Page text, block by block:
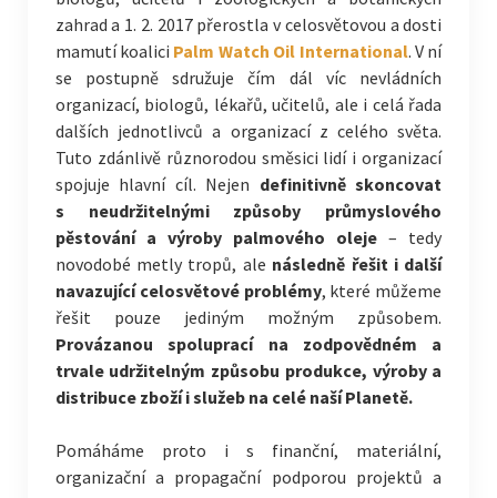
zahrad a 1. 2. 2017 přerostla v celosvětovou a dosti
mamutí koalici Palm Watch Oil International. V ní
se postupně sdružuje čím dál víc nevládních
organizací, biologů, lékařů, učitelů, ale i celá řada
dalších jednotlivců a organizací z celého světa.
Tuto zdánlivě různorodou směsici lidí i organizací
spojuje hlavní cíl. Nejen definitivně skoncovat
s neudržitelnými způsoby průmyslového
pěstování a výroby palmového oleje – tedy
novodobé metly tropů, ale následně řešit i další
navazující celosvětové problémy, které můžeme
řešit pouze jediným možným způsobem.
Provázanou spoluprací na zodpovědném a
trvale udržitelným způsobu produkce, výroby a
distribuce zboží i služeb na celé naší Planetě.
Pomáháme proto i s finanční, materiální,
organizační a propagační podporou projektů a